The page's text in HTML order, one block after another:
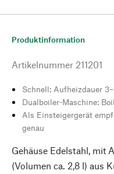
Produktinformation
Artikelnummer 211201
Schnell: Aufheizdauer
Dualboiler-Maschine:
Als Einsteigergerät
genau
Gehäuse Edelstahl, mit
(Volumen ca. 2,8 l) aus